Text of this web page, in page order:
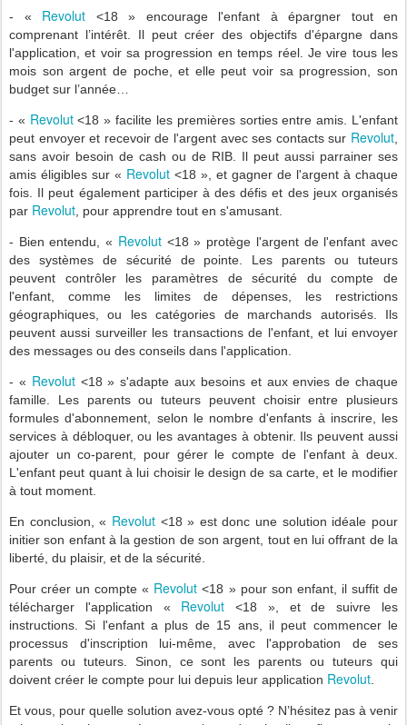
- « Revolut <18 » encourage l'enfant à épargner tout en
comprenant l’intérêt. Il peut créer des objectifs d'épargne dans
l'application, et voir sa progression en temps réel. Je vire tous les
mois son argent de poche, et elle peut voir sa progression, son
budget sur l’année…
- « Revolut<18 » facilite les premières sorties entre amis. L'enfant
peut envoyer et recevoir de l'argent avec ses contacts sur Revolut
sans avoir besoin de cash ou de RIB. Il peut aussi parrainer ses
amis éligibles sur « Revolut <18 », et gagner de l'argent à chaque
fois. Il peut également participer à des défis et des jeux organisés
par Revolut , pour apprendre tout en s'amusant.
- Bien entendu, « Revolut<18 » protège l'argent de l'enfant avec
des systèmes de sécurité de pointe. Les parents ou tuteurs
peuvent contrôler les paramètres de sécurité du compte de
l'enfant, comme les limites de dépenses, les restrictions
géographiques, ou les catégories de marchands autorisés. Ils
peuvent aussi surveiller les transactions de l'enfant, et lui envoyer
des messages ou des conseils dans l'application.
- « Revolut<18 » s'adapte aux besoins et aux envies de chaque
famille. Les parents ou tuteurs peuvent choisir entre plusieurs
formules d'abonnement, selon le nombre d'enfants à inscrire, les
services à débloquer, ou les avantages à obtenir. Ils peuvent aussi
ajouter un co-parent, pour gérer le compte de l'enfant à deux.
L'enfant peut quant à lui choisir le design de sa carte, et le modifier
à tout moment.
En conclusion, « Revolut<18 » est donc une solution idéale pour
initier son enfant à la gestion de son argent, tout en lui offrant de la
liberté, du plaisir, et de la sécurité.
Pour créer un compte « Revolut <18 » pour son enfant, il suffit de
télécharger l'application « Revolut <18 », et de suivre les
instructions. Si l'enfant a plus de 15 ans, il peut commencer le
processus d'inscription lui-même, avec l'approbation de ses
parents ou tuteurs. Sinon, ce sont les parents ou tuteurs qui
doivent créer le compte pour lui depuis leur application Revolut
Et vous, pour quelle solution avez-vous opté ? N’hésitez pas à venir